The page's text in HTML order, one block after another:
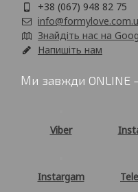
+38 (067) 948 82 75
Знайдіть нас на
Напишіть нам
Ми завжди ONLINE
Viber
Instargam